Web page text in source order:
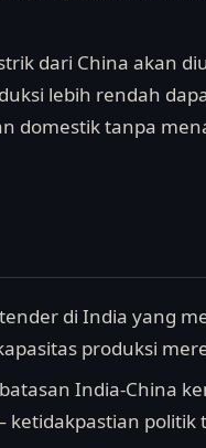
dari China akan
lebih rendah
domestik tanpa
di India yang
produksi
India-China
politik